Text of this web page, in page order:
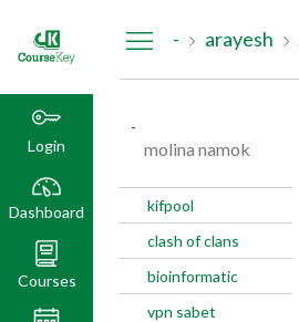
Login
Dashboard
Courses
- arayesh
-
molina namok
kifpool
clash of clans
bioinformatic
vpn sabet